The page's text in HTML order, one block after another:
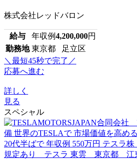
株式会社レッドバロン
給与 年収例4,200,000円
勤務地 東京都 足立区
＼最短45秒で完了／
応募へ進む
詳しく
見る
スペシャル